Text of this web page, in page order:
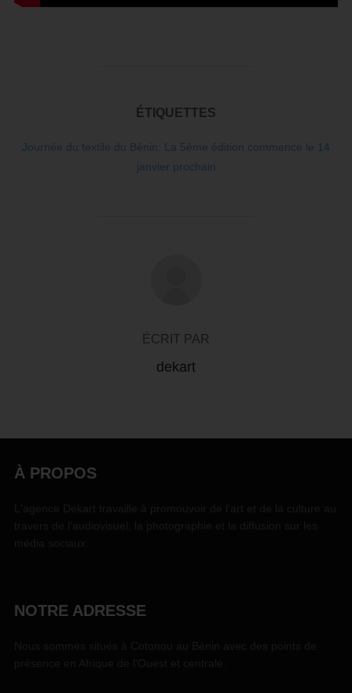
ÉTIQUETTES
Journée du textile du Bénin: La 5ème édition commence le 14
janvier prochain
ÉCRIT PAR
dekart
À PROPOS
NOTRE ADRESSE